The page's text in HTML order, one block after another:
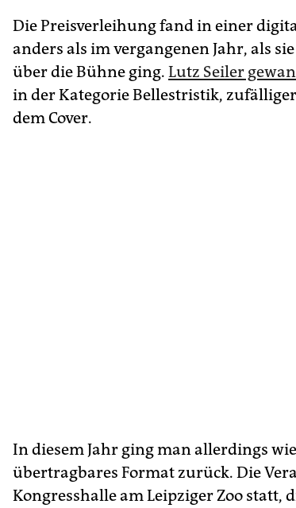
Die Preisverleihung fand in einer
anders als im vergangenen Jahr, als sie
über die Bühne ging. Lutz Seiler
in der Kategorie Bellestristik,
dem Cover.
In diesem Jahr ging man allerdings
übertragbares Format zurück. Die
Kongresshalle am Leipziger Zoo statt,